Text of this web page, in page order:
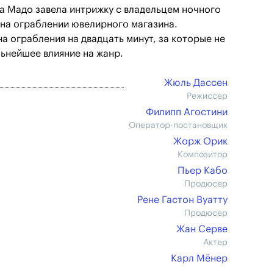
завела интрижку с владельцем ночного
ограблении ювелирного магазина.
на двадцать минут, за которые не
влияние на жанр.
Жюль Дассен
Режиссер
Филипп Агостини
Оператор-постановщик
Жорж Орик
Композитор
Пьер Кабо
Продюсер
Рене Гастон Вуатту
Продюсер
Жан Серве
Актер
Карл Мёнер